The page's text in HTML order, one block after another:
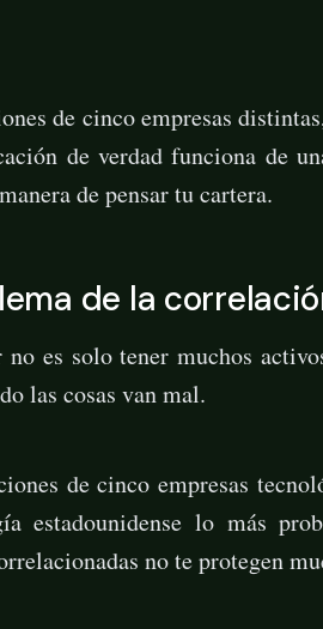
de cinco empresas
de verdad funciona de
de pensar tu cartera.
de la
es solo tener muchos
las cosas van mal.
de cinco empresas
estadounidense lo más
no te protegen